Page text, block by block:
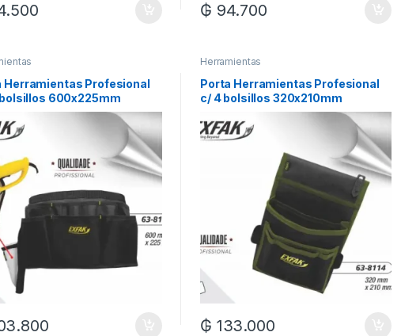
₲ 94.700
Herramientas Profesional
600x225mm
Herramientas
Porta Herramientas Profesional
c/ 4 bolsillos 320x210mm
₲ 133.000